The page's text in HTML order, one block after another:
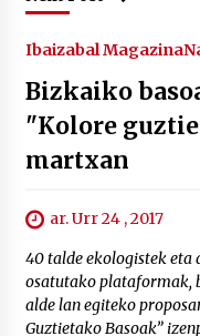
Ibaizabal Magazina
Bizkaiko
"Kolore
martxan
ar. Urr 24 , 2017
40 talde ekologistek eta
osatutako plataformak,
alde lan egiteko
Guztietako Basoak”